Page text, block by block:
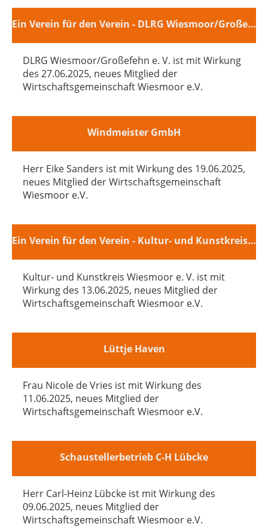
Ein Verein für den Verein - DLRG Wiesmoor/Großefehn e. V.
DLRG Wiesmoor/Großefehn e. V. ist mit Wirkung
des 27.06.2025, neues Mitglied der
Wirtschaftsgemeinschaft Wiesmoor e.V.
Windmeister GmbH
Herr Eike Sanders ist mit Wirkung des 19.06.2025,
neues Mitglied der Wirtschaftsgemeinschaft
Wiesmoor e.V.
Ein Verein für den Verein - Kultur- und Kunstkreis Wiesmoor e. V.
Kultur- und Kunstkreis Wiesmoor e. V. ist mit
Wirkung des 13.06.2025, neues Mitglied der
Wirtschaftsgemeinschaft Wiesmoor e.V.
Lüttje Haven
Frau Nicole de Vries ist mit Wirkung des
11.06.2025, neues Mitglied der
Wirtschaftsgemeinschaft Wiesmoor e.V.
Schaustellerbetrieb C-H Lübcke
Herr Carl-Heinz Lübcke ist mit Wirkung des
09.06.2025, neues Mitglied der
Wirtschaftsgemeinschaft Wiesmoor e.V.